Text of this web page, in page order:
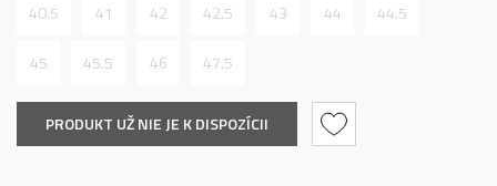
40.5 41 42 42.5 43 44 44.5
45 45.5 46 47.5
PRODUKT UŽ NIE JE K DISPOZÍCII